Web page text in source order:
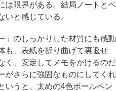
は限界がある。結局ノートとペ
いと感じている。
のしっかりした材質にも感動
も、表紙を折り曲げて裏返せ
く、安定してメモをかけるのだ
がさらに強固なものにしてくれ
いうと、太めの4色ボールペン